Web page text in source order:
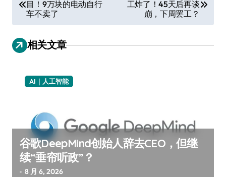
章
导
航
目！9万块的电动自行
车不卖了
工炸了！45天后再谈
崩，下周罢工？
相关文章
AI｜人工智能
谷歌DeepMind创始人辞去CEO，但继
续“垂帘听政”？
8 月 6, 2026